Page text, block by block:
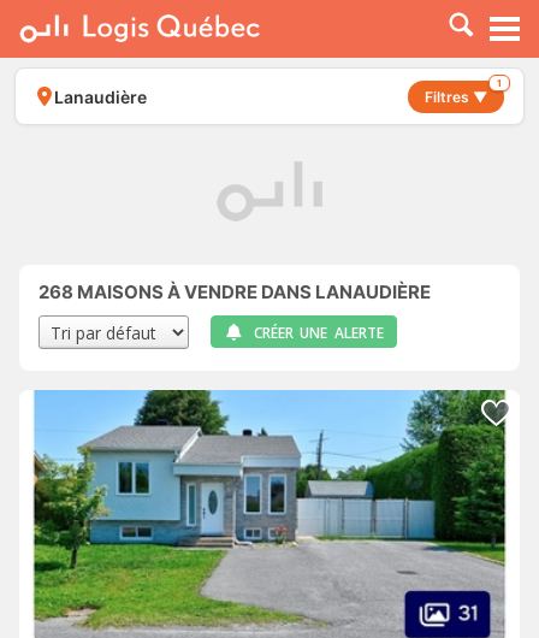
À LOUER
À VENDRE
PLACER UNE ANNONCE
Lanaudière Filtres ▼
1
268 MAISONS À VENDRE DANS LANAUDIÈRE
CRÉER UNE ALERTE